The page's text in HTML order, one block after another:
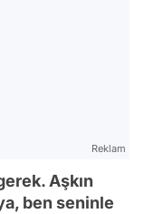
Reklam
Aşkın
ben seninle